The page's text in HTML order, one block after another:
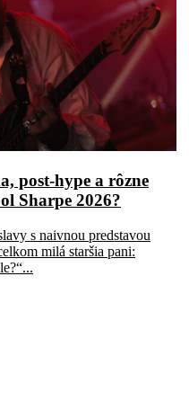
post-hype a rôzne
Sharpe 2026?
s naivnou predstavou
milá staršia pani: